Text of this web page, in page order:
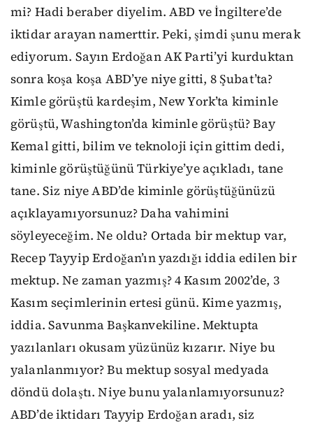
mi? Hadi beraber diyelim. ABD ve İngiltere’de
iktidar arayan namerttir. Peki, şimdi şunu merak
ediyorum. Sayın Erdoğan AK Parti’yi kurduktan
sonra koşa koşa ABD’ye niye gitti, 8 Şubat’ta?
Kimle görüştü kardeşim, New York’ta kiminle
görüştü, Washington’da kiminle görüştü? Bay
Kemal gitti, bilim ve teknoloji için gittim dedi,
kiminle görüştüğünü Türkiye’ye açıkladı, tane
tane. Siz niye ABD’de kiminle görüştüğünüzü
açıklayamıyorsunuz? Daha vahimini
söyleyeceğim. Ne oldu? Ortada bir mektup var,
Recep Tayyip Erdoğan’ın yazdığı iddia edilen bir
mektup. Ne zaman yazmış? 4 Kasım 2002’de, 3
Kasım seçimlerinin ertesi günü. Kime yazmış,
iddia. Savunma Başkanvekiline. Mektupta
yazılanları okusam yüzünüz kızarır. Niye bu
yalanlanmıyor? Bu mektup sosyal medyada
döndü dolaştı. Niye bunu yalanlamıyorsunuz?
ABD’de iktidarı Tayyip Erdoğan aradı, siz